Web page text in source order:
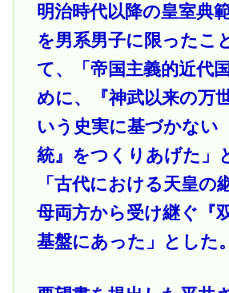
明治時代以降の皇室典
を男系男子に限ったこ
て、「帝国主義的近代
めに、『神武以来の万
いう史実に基づかない
統』をつくりあげた」
「古代における天皇の
母両方から受け継ぐ『
基盤にあった」とした。